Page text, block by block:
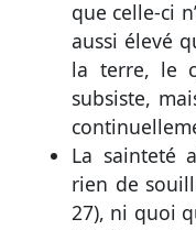
que celle-ci
aussi élevé
la terre, le
subsiste,
La sainteté
rien de
27), ni quoi